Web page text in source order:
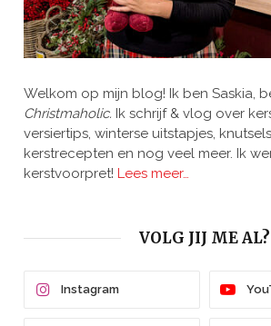
Welkom op mijn blog! Ik ben Saskia,
Christmaholic. Ik schrijf & vlog over
versiertips, winterse uitstapjes,
kerstrecepten en nog veel meer. Ik
kerstvoorpret! Lees meer…
VOLG JIJ ME AL?
Instagram